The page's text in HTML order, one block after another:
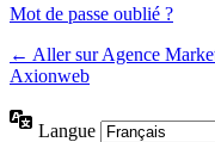
Mot de passe oublié ?
← Aller sur Agence
Axionweb
Langue